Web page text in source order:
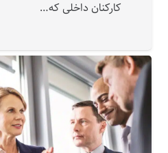
کارکنان داخلی که…